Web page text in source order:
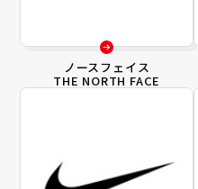
ノースフェイス
THE NORTH FACE